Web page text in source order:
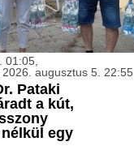
01:05,
augusztus 5. 22:55
Pataki
a kút,
egy